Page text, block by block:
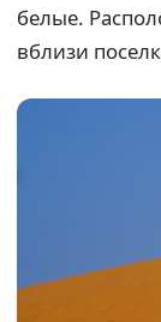
белые.
вблизи